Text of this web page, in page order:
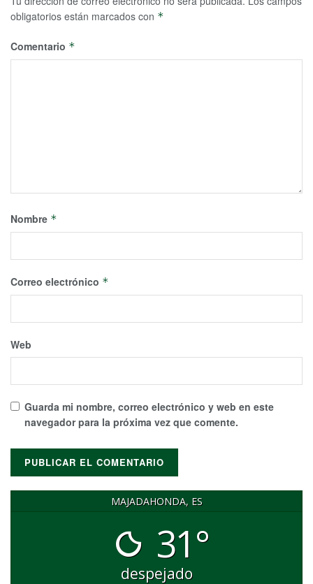
obligatorios están marcados con *
Comentario *
Nombre *
Correo electrónico *
Web
Guarda mi nombre, correo electrónico y web en este
navegador para la próxima vez que comente.
MAJADAHONDA, ES
31°
despejado